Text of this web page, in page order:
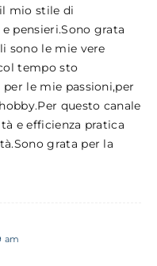
mio stile di
pensieri.Sono grata
sono le mie vere
tempo sto
le mie passioni,per
questo canale
e efficienza pratica
grata per la
am